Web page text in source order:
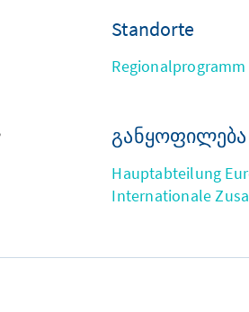
Standorte
განყოფილება
Hauptabteilung
Internationale